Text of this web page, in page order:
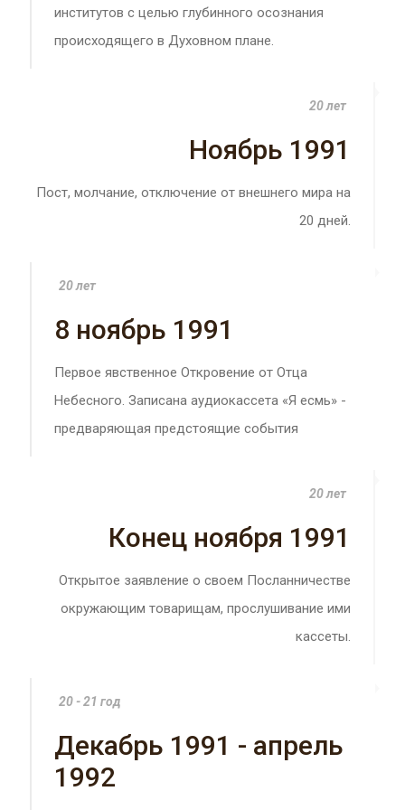
институтов с целью глубинного осознания
происходящего в Духовном плане.
20 лет
Ноябрь 1991
Пост, молчание, отключение от внешнего мира на
20 дней.
20 лет
8 ноябрь 1991
Первое явственное Откровение от Отца
Небесного. Записана аудиокассета «Я есмь» -
предваряющая предстоящие события
20 лет
Конец ноября 1991
Открытое заявление о своем Посланничестве
окружающим товарищам, прослушивание ими
кассеты.
20 - 21 год
Декабрь 1991 - апрель
1992